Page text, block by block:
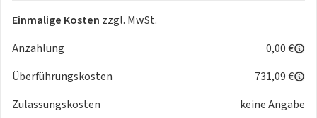
Einmalige Kosten zzgl. MwSt.
Anzahlung
0,00 €
Überführungskosten
731,09 €
Zulassungskosten
keine Angabe